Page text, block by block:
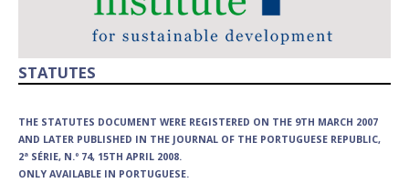
STATUTES
THE STATUTES DOCUMENT WERE REGISTERED ON THE 9TH MARCH 2007
AND LATER PUBLISHED IN THE JOURNAL OF THE PORTUGUESE REPUBLIC,
2ª SÉRIE, N.º 74, 15TH APRIL 2008.
ONLY AVAILABLE IN PORTUGUESE.